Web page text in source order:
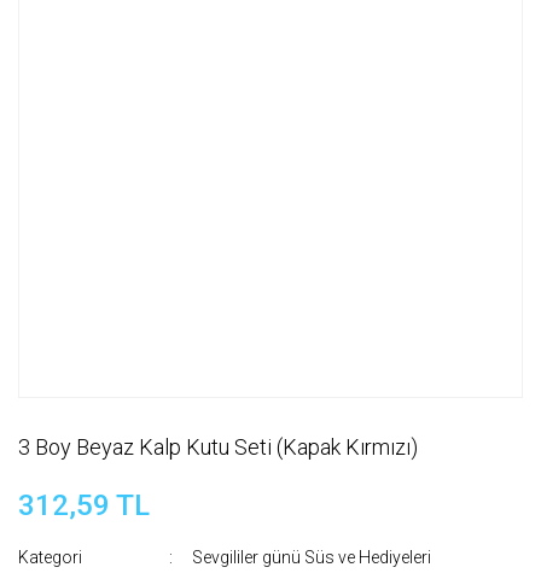
3 Boy Beyaz Kalp Kutu Seti (Kapak Kırmızı)
312,59 TL
Kategori
Sevgililer günü Süs ve Hediyeleri